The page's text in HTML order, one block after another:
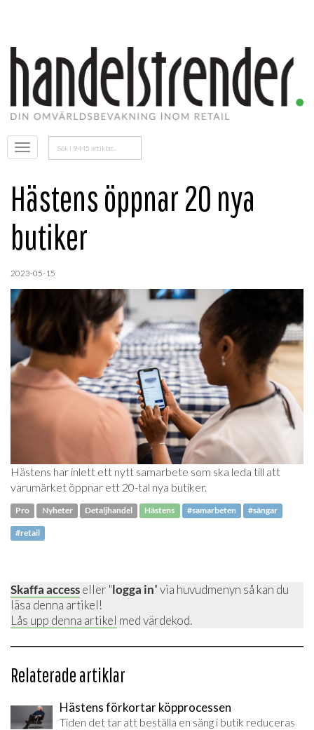
Öppna
menyn
Sök
efter:
Hästens öppnar 20 nya
butiker
2023-05-15
Hästens har inlett ett nytt samarbete som ska leda till att
varumärket öppnar ett 20-tal nya butiker.
Pro Nyheter Detaljhandel Hästens #samarbeten #sängar
#retail
Skaffa accesseller "logga in" via huvudmenyn så kan du
läsa denna artikel!
Lås upp denna artikel med värdekod.
Relaterade artiklar
Hästens förkortar köpprocessen
Tiden det tar att beställa en säng i butik reduceras